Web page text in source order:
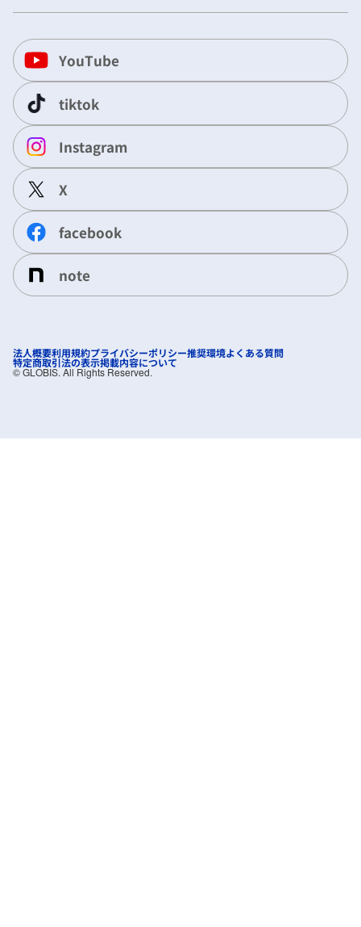
YouTube
tiktok
Instagram
X
facebook
note
法人概要利用規約プライバシーポリシー推奨環境よくある質問
特定商取引法の表示掲載内容について
©︎ GLOBIS. All Rights Reserved.